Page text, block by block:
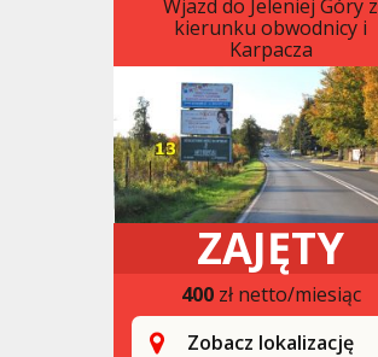
Wjazd do Jeleniej Góry z
kierunku obwodnicy i
Karpacza
ZAJĘTY
400zł netto/miesiąc
Zobacz lokalizację